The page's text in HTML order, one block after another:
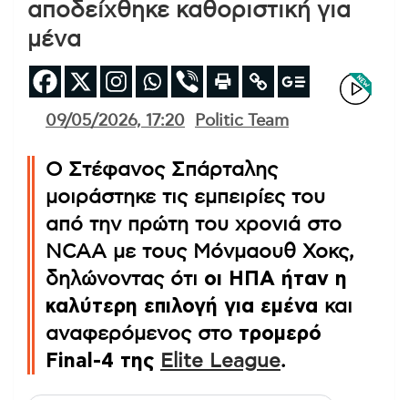
αποδείχθηκε καθοριστική για
μένα
09/05/2026, 17:20 Politic Team
Ο Στέφανος Σπάρταλης
μοιράστηκε τις εμπειρίες του
από την πρώτη του χρονιά στο
NCAA με τους Μόνμαουθ Χοκς,
δηλώνοντας ότι οι ΗΠΑ ήταν η
καλύτερη επιλογή για εμένα και
αναφερόμενος στο τρομερό
Final-4 της Elite League.